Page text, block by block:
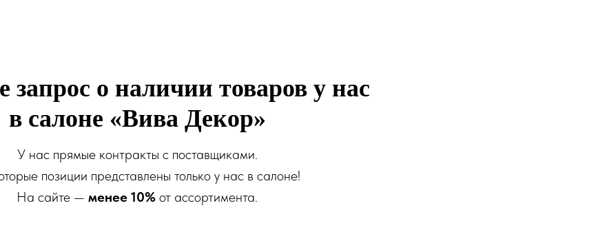
запрос о наличии товаров у нас
в салоне «Вива Декор»
У нас прямые контракты с поставщиками.
позиции представлены только у нас в салоне!
На сайте — менее 10% от ассортимента.